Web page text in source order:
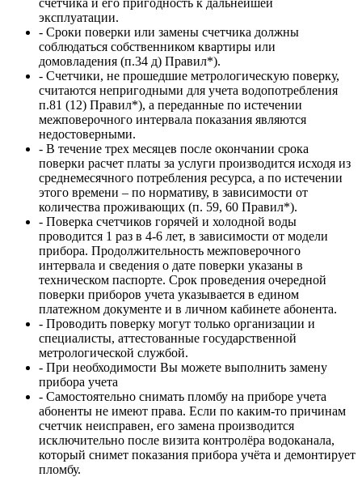
эксплуатации.
- Сроки поверки или замены счетчика должны
соблюдаться собственником квартиры или
домовладения (п.34 д) Правил*).
- Счетчики, не прошедшие метрологическую поверку,
считаются непригодными для учета водопотребления
п.81 (12) Правил*), а переданные по истечении
межповерочного интервала показания являются
недостоверными.
- В течение трех месяцев после окончании срока
поверки расчет платы за услуги производится исходя из
среднемесячного потребления ресурса, а по истечении
этого времени – по нормативу, в зависимости от
количества проживающих (п. 59, 60 Правил*).
- Поверка счетчиков горячей и холодной воды
проводится 1 раз в 4-6 лет, в зависимости от модели
прибора. Продолжительность межповерочного
интервала и сведения о дате поверки указаны в
техническом паспорте. Срок проведения очередной
поверки приборов учета указывается в едином
платежном документе и в личном кабинете абонента.
- Проводить поверку могут только организации и
специалисты, аттестованные государственной
метрологической службой.
- При необходимости Вы можете выполнить замену
прибора учета
- Самостоятельно снимать пломбу на приборе учета
абоненты не имеют права. Если по каким-то причинам
счетчик неисправен, его замена производится
исключительно после визита контролёра водоканала,
который снимет показания прибора учёта и демонтирует
пломбу.